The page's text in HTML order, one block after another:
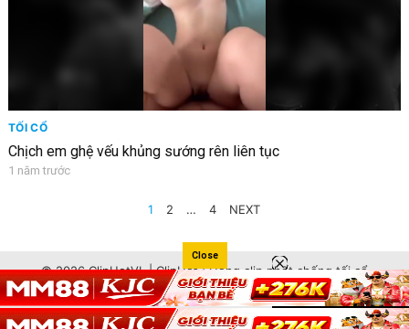
TỐI CỔ
Chịch em ghệ vếu khủng sướng rên liên tục
1 năm trước
VIẾT
1 2 … 4 NEXT
© 2026 ClipHotVL | ClipHot | Hóng clip phốt chống tối cổ
nhanh nhất Việt Nam
cliphot
Close